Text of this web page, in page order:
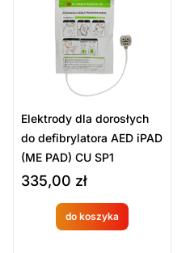
Kategorie Produktów
Akcesoria do defibrylatorów
Defibrylacja
Ratownictwo medyczne
Sprzęt ratowniczy
Elektrody dla dorosłych
do defibrylatora AED iPAD
(ME PAD) CU SP1
335,00 zł
do koszyka
Produkt